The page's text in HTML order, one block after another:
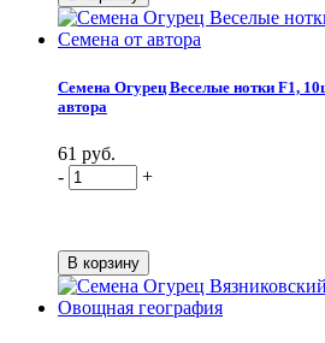
Семена Огурец Веселые нотки F1,
автора
61 руб.
-
+